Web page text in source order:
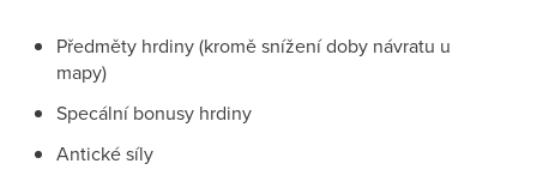
Předměty hrdiny (kromě snížení doby návratu u
mapy)
Specální bonusy hrdiny
Antické síly